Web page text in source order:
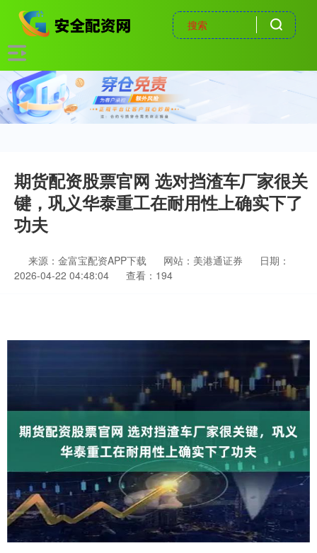
期货配资股票官网 选对挡渣车厂家很关
键，巩义华泰重工在耐用性上确实下了
功夫
来源：金富宝配资APP下载 网站：美港通证券
日期：
2026-04-22 04:48:04
查看：194